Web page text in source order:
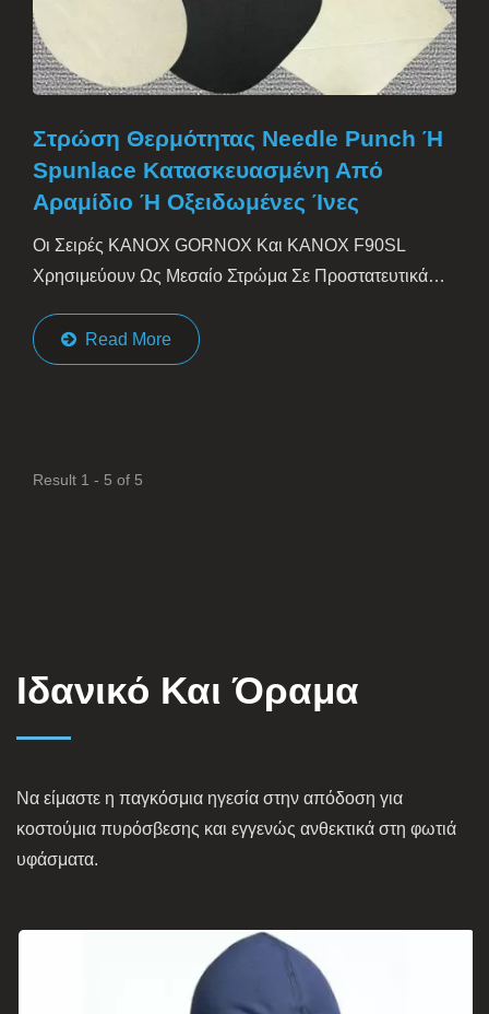
Στρώση Θερμότητας Needle Punch Ή
Spunlace Κατασκευασμένη Από
Αραμίδιο Ή Οξειδωμένες Ίνες
Οι Σειρές KANOX GORNOX Και KANOX F90SL
Χρησιμεύουν Ως Μεσαίο Στρώμα Σε Προστατευτικά
Read More
Result 1 - 5 of 5
Ιδανικό Και Όραμα
Να είμαστε η παγκόσμια ηγεσία στην απόδοση για
κοστούμια πυρόσβεσης και εγγενώς ανθεκτικά στη φωτιά
υφάσματα.